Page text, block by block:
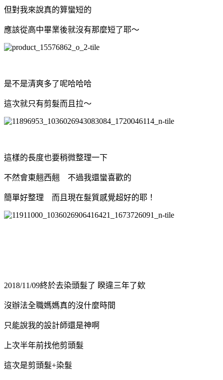
但對我來說真的算蠻短的
應該從高中畢業後就沒有那麼短了耶～
是不是清爽多了呢哈哈哈
這次就只有剪髮而且拉～
這樣的長度也要稍微整理一下
不然會東翹西翹 不過我還蠻喜歡的
簡單好整理 而且現在髮質感覺超好的耶！
2018/11/09終於去染頭髮了 睽違三年了欸
沒辦法全職媽媽真的沒什麼時間
只能說我的設計師還是神啊
上次半年前找他剪頭髮
這次是剪頭髮+染髮